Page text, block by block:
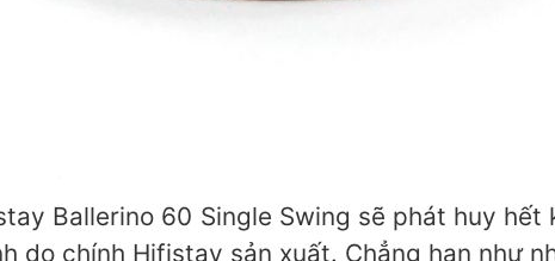
Ballerino 60 Single Swing sẽ phát huy
do chính Hifistay sản xuất. Chẳng hạn như